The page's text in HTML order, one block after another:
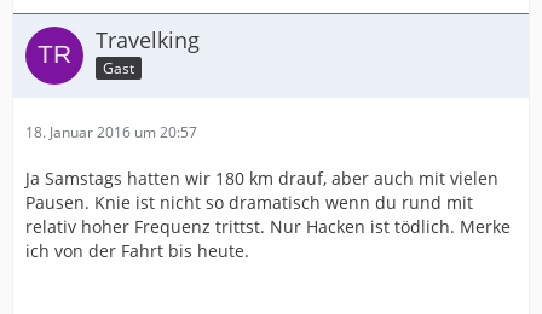
Travelking
Gast
18. Januar 2016 um 20:57
Ja Samstags hatten wir 180 km drauf, aber auch mit vielen
Pausen. Knie ist nicht so dramatisch wenn du rund mit
relativ hoher Frequenz trittst. Nur Hacken ist tödlich. Merke
ich von der Fahrt bis heute.